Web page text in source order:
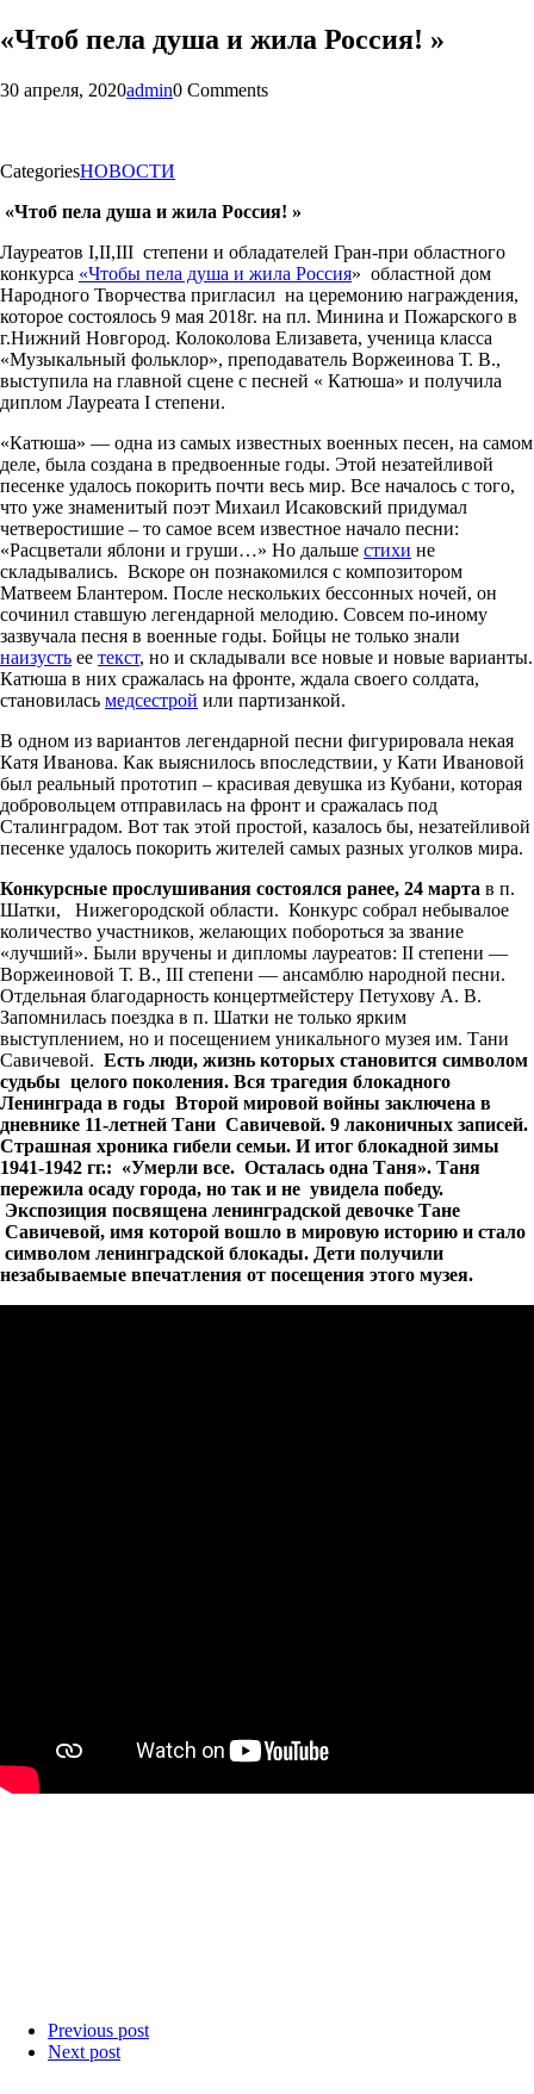
«Чтоб пела душа и жила Россия! »
30 апреля, 2020admin0 Comments
CategoriesНОВОСТИ
«Чтоб пела душа и жила Россия! »
Лауреатов I,II,III степени и обладателей Гран-при областного
конкурса «Чтобы пела душа и жила Россия» областной дом
Народного Творчества пригласил на церемонию награждения,
которое состоялось 9 мая 2018г. на пл. Минина и Пожарского в
г.Нижний Новгород. Колоколова Елизавета, ученица класса
«Музыкальный фольклор», преподаватель Воржеинова Т. В.,
выступила на главной сцене с песней « Катюша» и получила
диплом Лауреата I степени.
«Катюша» — одна из самых известных военных песен, на самом
деле, была создана в предвоенные годы. Этой незатейливой
песенке удалось покорить почти весь мир. Все началось с того,
что уже знаменитый поэт Михаил Исаковский придумал
четверостишие – то самое всем известное начало песни:
«Расцветали яблони и груши…» Но дальше стихи не
складывались. Вскоре он познакомился с композитором
Матвеем Блантером. После нескольких бессонных ночей, он
сочинил ставшую легендарной мелодию. Совсем по-иному
зазвучала песня в военные годы. Бойцы не только знали
наизусть ее текст, но и складывали все новые и новые варианты.
Катюша в них сражалась на фронте, ждала своего солдата,
становилась медсестрой или партизанкой.
В одном из вариантов легендарной песни фигурировала некая
Катя Иванова. Как выяснилось впоследствии, у Кати Ивановой
был реальный прототип – красивая девушка из Кубани, которая
добровольцем отправилась на фронт и сражалась под
Сталинградом. Вот так этой простой, казалось бы, незатейливой
песенке удалось покорить жителей самых разных уголков мира.
Конкурсные прослушивания состоялся ранее, 24 марта в п.
Шатки, Нижегородской области. Конкурс собрал небывалое
количество участников, желающих побороться за звание
«лучший». Были вручены и дипломы лауреатов: II степени —
Воржеиновой Т. В., III степени — ансамблю народной песни.
Отдельная благодарность концертмейстеру Петухову А. В.
Запомнилась поездка в п. Шатки не только ярким
выступлением, но и посещением уникального музея им. Тани
Савичевой. Есть люди, жизнь которых становится символом
судьбы целого поколения. Вся трагедия блокадного
Ленинграда в годы Второй мировой войны заключена в
дневнике 11-летней Тани Савичевой. 9 лаконичных записей.
Страшная хроника гибели семьи. И итог блокадной зимы
1941-1942 гг.: «Умерли все. Осталась одна Таня». Таня
пережила осаду города, но так и не увидела победу.
Экспозиция посвящена ленинградской девочке Тане
Савичевой, имя которой вошло в мировую историю и стало
символом ленинградской блокады. Дети получили
незабываемые впечатления от посещения этого музея.
Previous post
Next post